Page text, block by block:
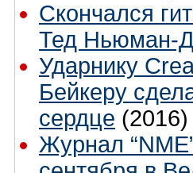
Скончался
Тед Ньюман-
Ударнику
Бейкеру
сердце (2016)
Журнал